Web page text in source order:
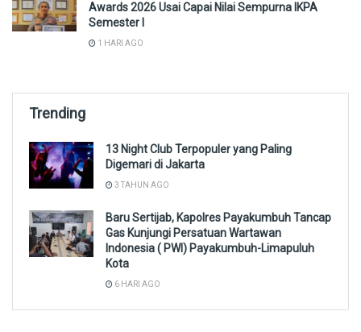
Awards 2026 Usai Capai Nilai Sempurna IKPA
Semester I
1 HARI AGO
Trending
13 Night Club Terpopuler yang Paling
Digemari di Jakarta
3 TAHUN AGO
Baru Sertijab, Kapolres Payakumbuh Tancap
Gas Kunjungi Persatuan Wartawan
Indonesia ( PWI) Payakumbuh-Limapuluh
Kota
6 HARI AGO